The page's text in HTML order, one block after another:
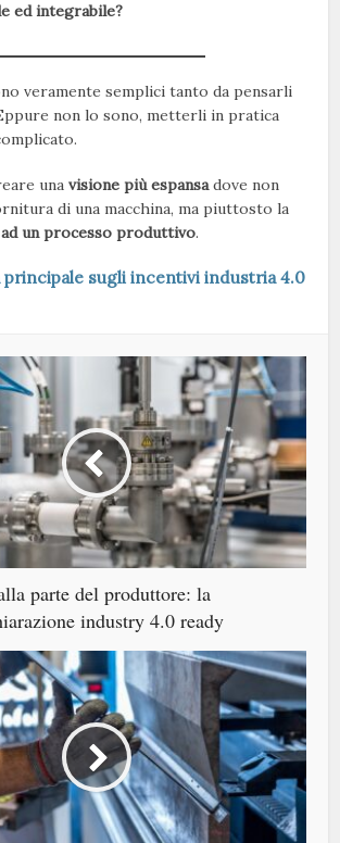
ed integrabile?
veramente semplici tanto da pensarli
non lo sono, metterli in pratica
unavisione più espansadove non
di una macchina, ma piuttosto la
un processo produttivo.
principale sugli incentivi industria 4.0
parte del produttore: la
industry 4.0 ready